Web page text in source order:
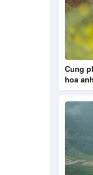
Cung
hoa